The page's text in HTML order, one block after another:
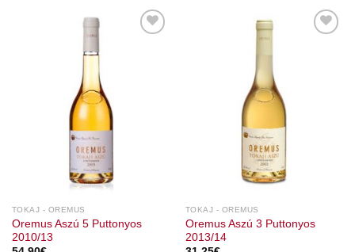
TOKAJ - OREMUS
Oremus Aszú 5 Puttonyos
2010/13
TOKAJ - OREMUS
Oremus Aszú 3 Puttonyos
2013/14